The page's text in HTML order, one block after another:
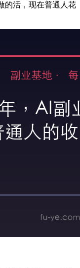
的活，现在普通人花